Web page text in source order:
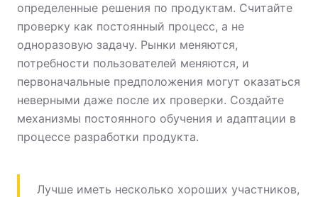
определенные решения по продуктам. Считайте
проверку как постоянный процесс, а не
одноразовую задачу. Рынки меняются,
потребности пользователей меняются, и
первоначальные предположения могут оказаться
неверными даже после их проверки. Создайте
механизмы постоянного обучения и адаптации в
процессе разработки продукта.
Лучше иметь несколько хороших участников,